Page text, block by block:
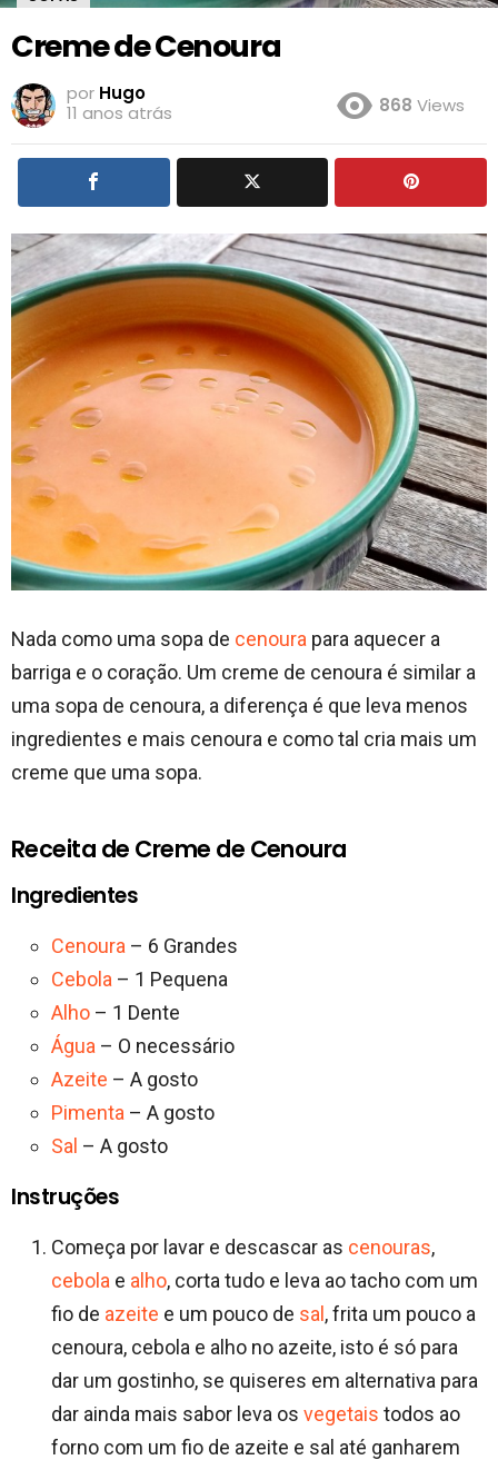
Creme de Cenoura
por Hugo
11 anos atrás
868 Views
Nada como uma sopa de cenoura para aquecer a
barriga e o coração. Um creme de cenoura é similar a
uma sopa de cenoura, a diferença é que leva menos
ingredientes e mais cenoura e como tal cria mais um
creme que uma sopa.
Receita de Creme de Cenoura
Ingredientes
Cenoura – 6 Grandes
Cebola – 1 Pequena
Alho – 1 Dente
Água – O necessário
Azeite – A gosto
Pimenta – A gosto
Sal – A gosto
Instruções
Começa por lavar e descascar as cenouras,
cebola e alho, corta tudo e leva ao tacho com um
fio de azeite e um pouco de sal, frita um pouco a
cenoura, cebola e alho no azeite, isto é só para
dar um gostinho, se quiseres em alternativa para
dar ainda mais sabor leva os vegetais todos ao
forno com um fio de azeite e sal até ganharem